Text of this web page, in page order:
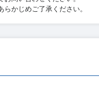
かじめご了承ください。